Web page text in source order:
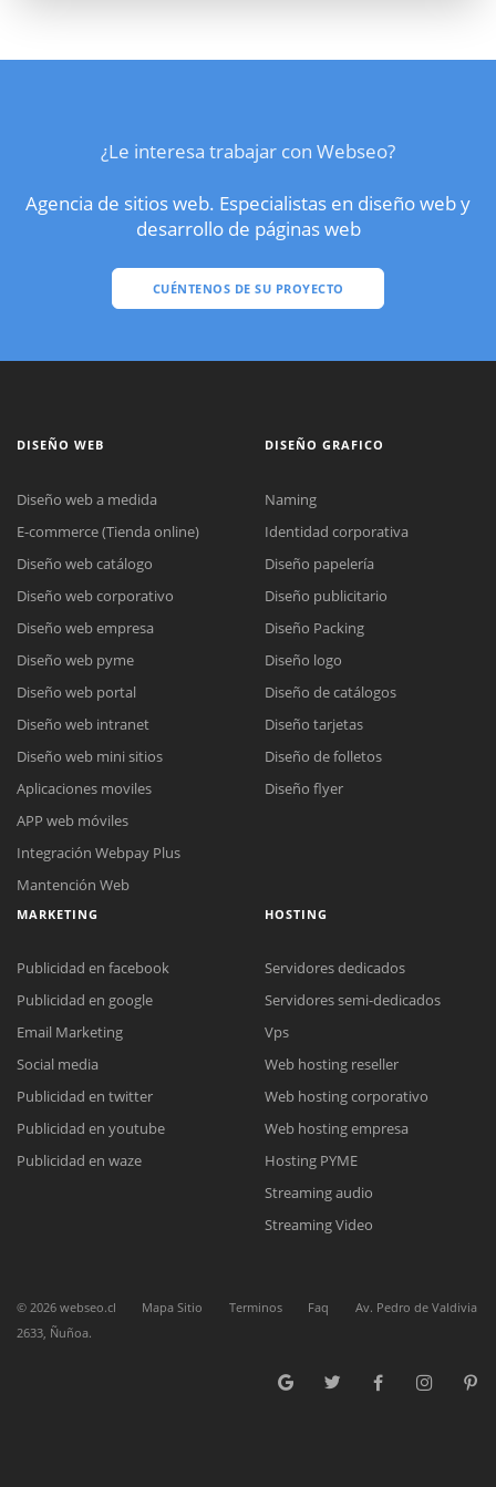
¿Le interesa trabajar con Webseo?
Agencia de sitios web. Especialistas en diseño web y
desarrollo de páginas web
CUÉNTENOS DE SU PROYECTO
Reunión online
Nuestros ejecutivos le enviarán un correo electrónico con el enlace a
Meet para la reunión online.
Cotización
Complete el formulario y nos contactaremos a la brevedad.
Chat Online
para enviarnos un correo electrónico con sus datos personales.
DISEÑO WEB
Diseño web a medida
E-commerce (Tienda online)
Diseño web catálogo
Diseño web corporativo
Diseño web empresa
Diseño web pyme
Diseño web portal
Diseño web intranet
Diseño web mini sitios
Aplicaciones moviles
APP web móviles
Integración Webpay Plus
Mantención Web
DISEÑO GRAFICO
Naming
Identidad corporativa
Diseño papelería
Diseño publicitario
Diseño Packing
Diseño logo
Diseño de catálogos
Diseño tarjetas
Diseño de folletos
Diseño flyer
MARKETING
Publicidad en facebook
Publicidad en google
Email Marketing
Social media
Publicidad en twitter
Publicidad en youtube
Publicidad en waze
HOSTING
Servidores dedicados
Servidores semi-dedicados
Vps
Web hosting reseller
Web hosting corporativo
Web hosting empresa
Hosting PYME
Streaming audio
Streaming Video
© 2026 webseo.cl Mapa Sitio Terminos Faq
Av. Pedro de Valdivia
2633, Ñuñoa.